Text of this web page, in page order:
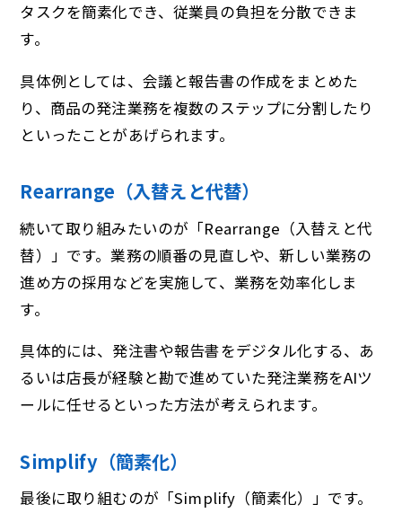
タスクを簡素化でき、従業員の負担を分散できま
す。
具体例としては、会議と報告書の作成をまとめた
り、商品の発注業務を複数のステップに分割したり
といったことがあげられます。
Rearrange（入替えと代替）
続いて取り組みたいのが「Rearrange（入替えと代
替）」です。業務の順番の見直しや、新しい業務の
進め方の採用などを実施して、業務を効率化しま
す。
具体的には、発注書や報告書をデジタル化する、あ
るいは店長が経験と勘で進めていた発注業務をAIツ
ールに任せるといった方法が考えられます。
Simplify（簡素化）
最後に取り組むのが「Simplify（簡素化）」です。